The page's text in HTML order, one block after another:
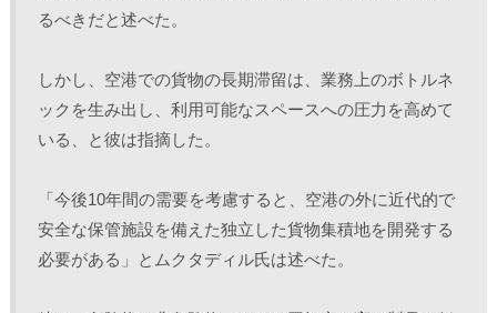
るべきだと述べた。
しかし、空港での貨物の長期滞留は、業務上のボトルネ
ックを生み出し、利用可能なスペースへの圧力を高めて
いる、と彼は指摘した。
「今後10年間の需要を考慮すると、空港の外に近代的で
安全な保管施設を備えた独立した貨物集積地を開発する
必要がある」とムクタディル氏は述べた。